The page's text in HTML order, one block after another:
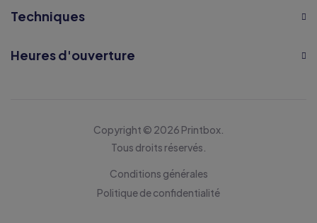
Techniques
Heures d'ouverture
Copyright © 2026 Printbox.
Tous droits réservés.
Conditions générales
Politique de confidentialité